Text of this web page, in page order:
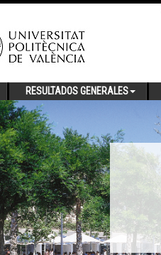
RESULTADOS GENERALES